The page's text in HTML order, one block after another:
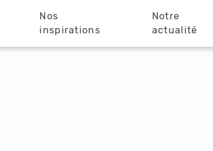
Nos
inspirations
Notre
actualité